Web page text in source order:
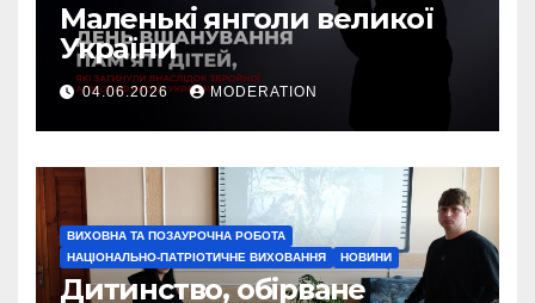
Маленькі янголи великої
України
04.06.2026 MODERATION
ВИХОВНА ТА ПОЗАУРОЧНА РОБОТА
НАЦІОНАЛЬНО-ПАТРІОТИЧНЕ ВИХОВАННЯ
НОВИНИ
Дитинство, обірване